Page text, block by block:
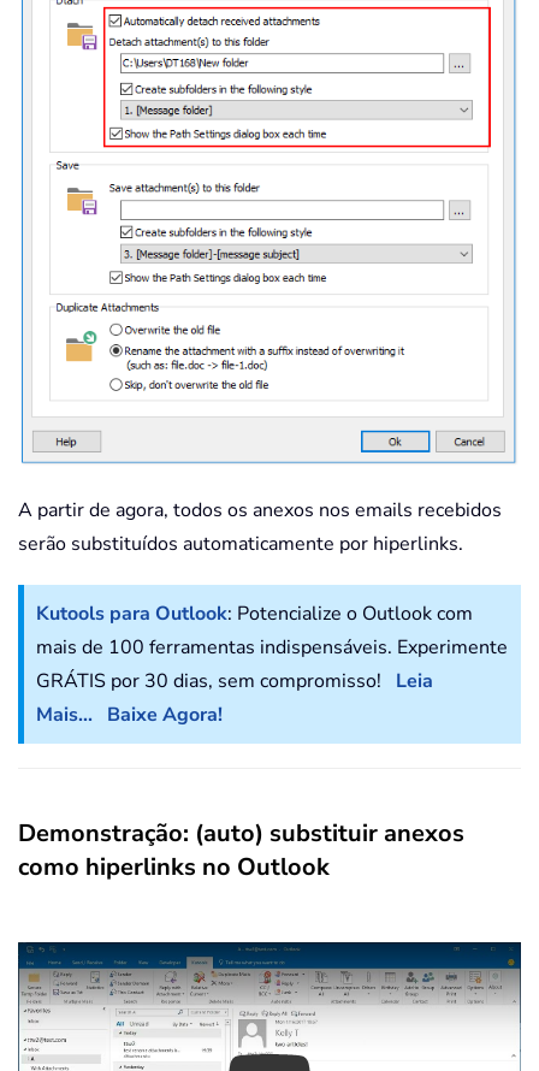
A partir de agora, todos os anexos nos emails recebidos
serão substituídos automaticamente por hiperlinks.
Kutools para Outlook: Potencialize o Outlook com
mais de 100 ferramentas indispensáveis. Experimente
GRÁTIS por 30 dias, sem compromisso! Leia
Mais...
Baixe Agora!
Demonstração: (auto) substituir anexos
como hiperlinks no Outlook